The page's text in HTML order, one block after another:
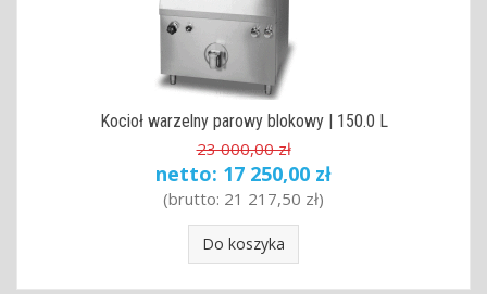
Kocioł warzelny parowy blokowy | 150.0 L
23 000,00 zł
netto: 17 250,00 zł
(brutto: 21 217,50 zł)
Do koszyka